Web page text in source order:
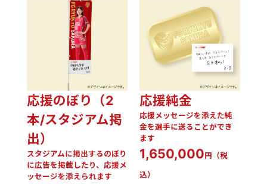
応援のぼり（2
本/スタジアム掲
出）
スタジアムに掲出するのぼり
に広告を掲載したり、応援メ
ッセージを添えられます
応援純金
応援メッセージを添えた純
金を選手に送ることができ
ます
1,650,000 円（税
込）